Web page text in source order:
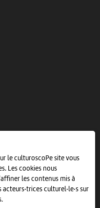
le culturoscoPe site vous
Les cookies nous
les contenus mis à
culturel·le·s sur